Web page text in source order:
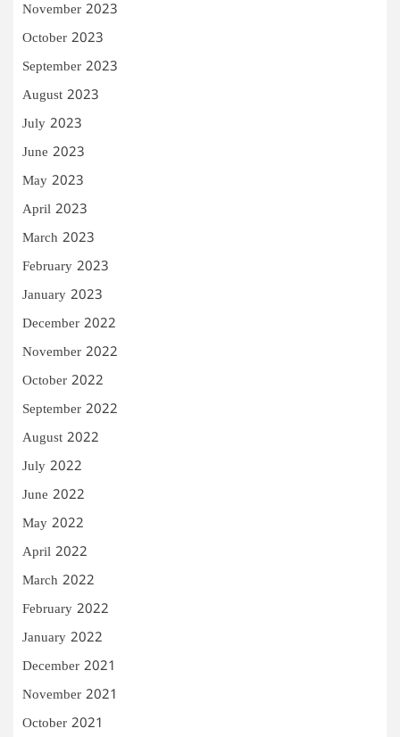
November 2023
October 2023
September 2023
August 2023
July 2023
June 2023
May 2023
April 2023
March 2023
February 2023
January 2023
December 2022
November 2022
October 2022
September 2022
August 2022
July 2022
June 2022
May 2022
April 2022
March 2022
February 2022
January 2022
December 2021
November 2021
October 2021